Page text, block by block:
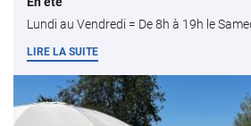
En cochant cette case, vous consentez à recevoir nos
l'adresse email indiqué ci-dessus. Vous pouvez vous
utilisantle formulaire de désinscription
Lundi au Vendredi = De 8h à 19h le
fonction des disponibilités
LIRE LA SUITE